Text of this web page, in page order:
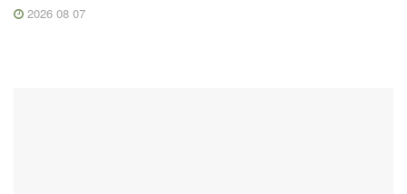
2026 08 07